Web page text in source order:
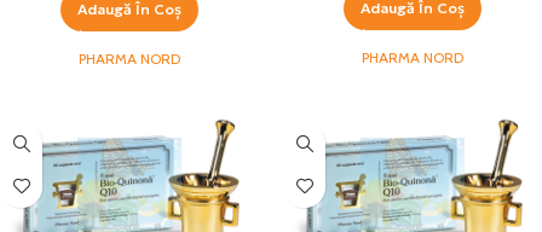
Adaugă În Coș
PHARMA NORD
Adaugă În Coș
PHARMA NORD